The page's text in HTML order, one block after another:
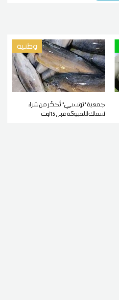
وطنية
جمعية "تونسي" تُحذّر من شراء
أسماك اللمبوكة قبل 15 أوت